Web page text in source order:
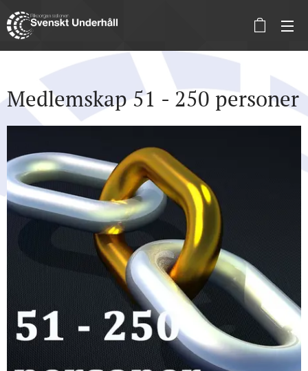
Medlemskap 51 - 250 personer